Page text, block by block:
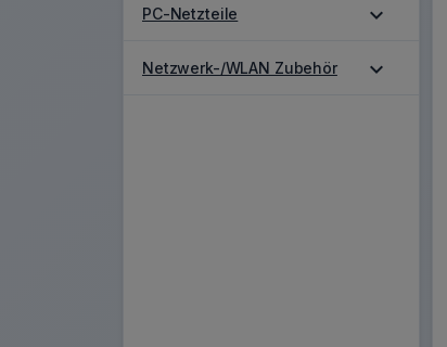
PC-Netzteile expand_more
Netzwerk-/WLAN Zubehör expand_more